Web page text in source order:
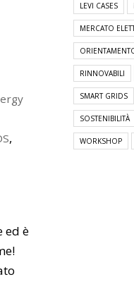
,
ed è
LEVI CASES
MERCATO
RINNOVABILI
SMART GRIDS
SOSTENIBILITÀ
WORKSHOP